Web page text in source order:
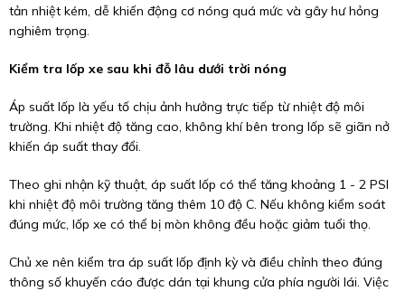
tản nhiệt kém, dễ khiến động cơ nóng quá mức và gây hư hỏng
nghiêm trọng.
Kiểm tra lốp xe sau khi đỗ lâu dưới trời nóng
Áp suất lốp là yếu tố chịu ảnh hưởng trực tiếp từ nhiệt độ môi
trường. Khi nhiệt độ tăng cao, không khí bên trong lốp sẽ giãn nở
khiến áp suất thay đổi.
Theo ghi nhận kỹ thuật, áp suất lốp có thể tăng khoảng 1 - 2 PSI
khi nhiệt độ môi trường tăng thêm 10 độ C. Nếu không kiểm soát
đúng mức, lốp xe có thể bị mòn không đều hoặc giảm tuổi thọ.
Chủ xe nên kiểm tra áp suất lốp định kỳ và điều chỉnh theo đúng
thông số khuyến cáo được dán tại khung cửa phía người lái. Việc